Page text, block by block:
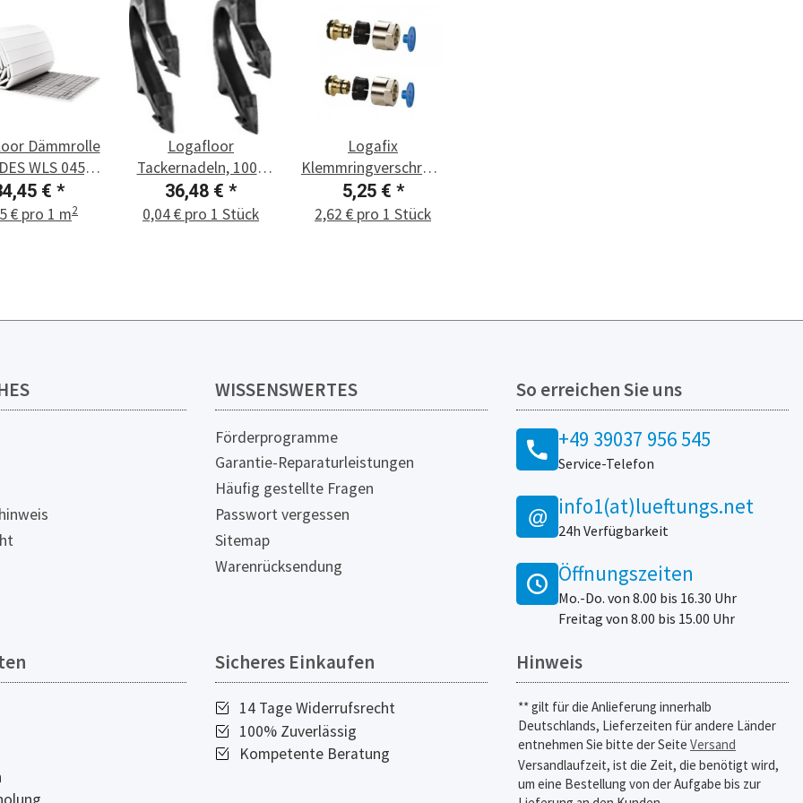
Dämmrolle
WLS 045,
2 (10 m²)
€ *
€ pro 1 m2
Logafloor
Tackernadeln, 1000
Stück
36,48 € *
0,04 € pro 1 Stück
Logafix
Klemmringverschraubung
17 x 2
5,25 € *
2,62 € pro 1 Stück
WISSENSWERTES
Förderprogramme
Garantie-Reparaturleistungen
Häufig gestellte Fragen
Passwort vergessen
Sitemap
Warenrücksendung
So erreichen Sie uns
+49 39037 956 545
Service-Telefon
@ info1(at)lueftungs.net
24h Verfügbarkeit
Öffnungszeiten
Mo.-Do. von 8.00 bis 16.30 Uhr
Freitag von 8.00 bis 15.00 Uhr
Sicheres Einkaufen
14 Tage Widerrufsrecht
100% Zuverlässig
Kompetente Beratung
Hinweis
** gilt für die Anlieferung innerhalb
Deutschlands, Lieferzeiten für andere Länder
entnehmen Sie bitte der Seite Versand
Versandlaufzeit, ist die Zeit, die benötigt wird,
um eine Bestellung von der Aufgabe bis zur